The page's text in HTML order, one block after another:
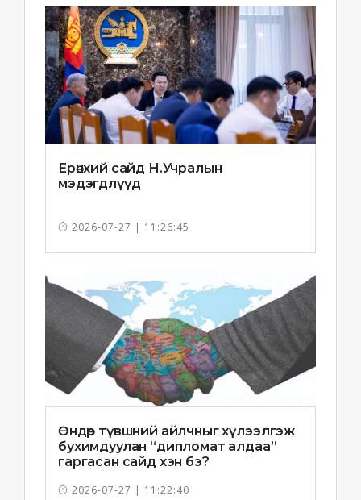
Ерөнхий сайд Н.Учралын
мэдэгдлүүд
2026-07-27 | 11:26:45
Өндөр түвшний айлчныг хүлээлгэж
бухимдуулан “дипломат алдаа”
гаргасан сайд хэн бэ?
2026-07-27 | 11:22:40